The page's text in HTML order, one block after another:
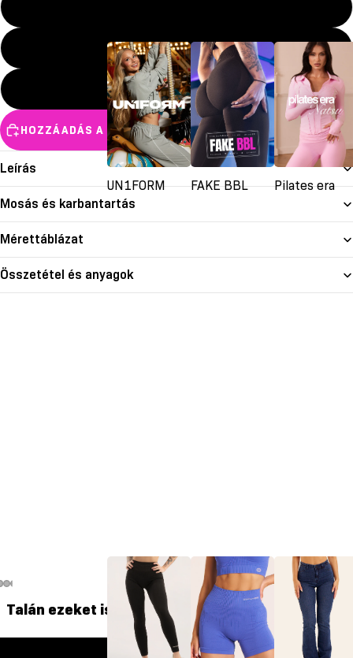
UN1FORM FAKE BBL Pilates era
S/M
L/XL
HOZZÁADÁS A KOSÁRHOZ
Leírás
Mosás és karbantartás
Mérettáblázat
Összetétel és anyagok
Talán ezeket is szereted
GYM GLAMOUR